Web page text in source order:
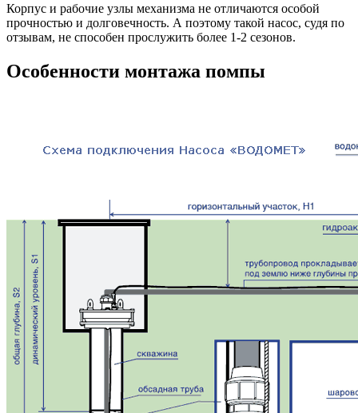
Корпус и рабочие узлы механизма не отличаются особой
прочностью и долговечность. А поэтому такой насос, судя по
отзывам, не способен прослужить более 1-2 сезонов.
Особенности монтажа помпы